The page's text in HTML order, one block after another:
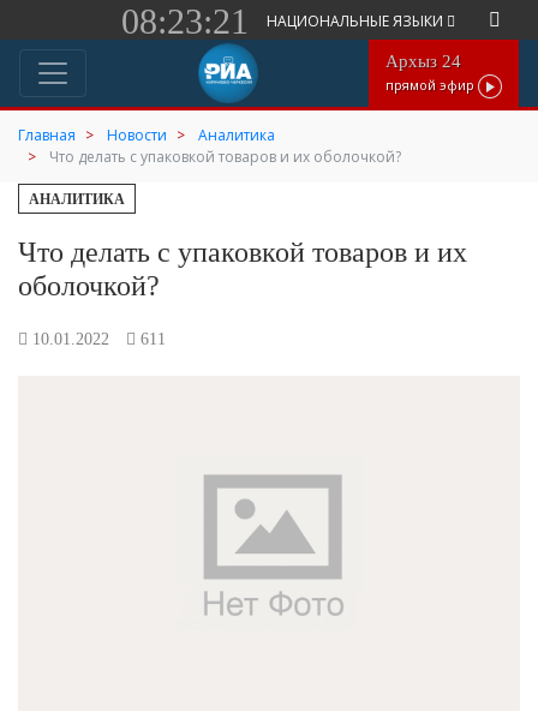
08:23:21 НАЦИОНАЛЬНЫЕ ЯЗЫКИ
Архыз 24
прямой эфир
Главная Новости
Аналитика
Что делать с упаковкой товаров и их оболочкой?
АНАЛИТИКА
Что делать с упаковкой товаров и их
оболочкой?
10.01.2022 611